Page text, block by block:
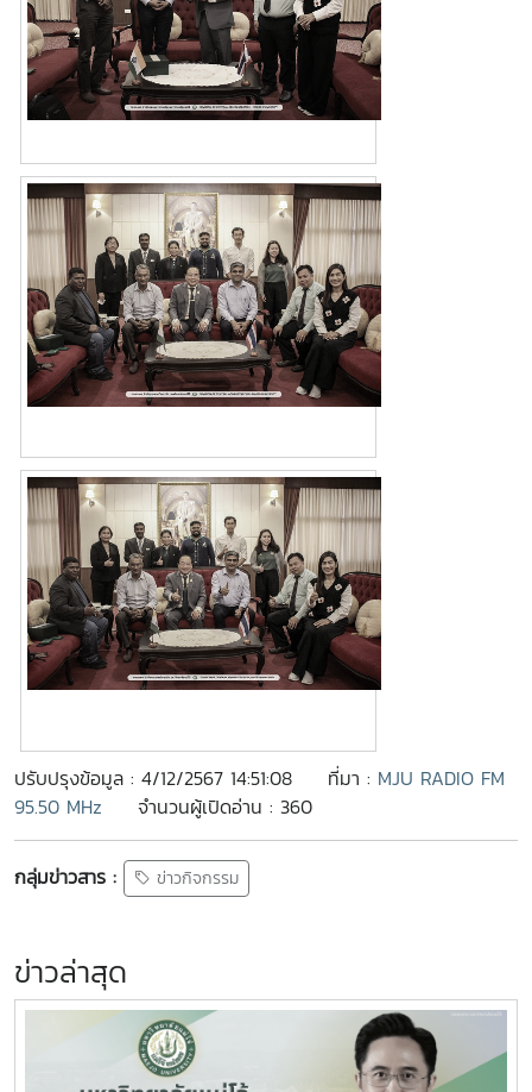
ปรับปรุงข้อมูล : 4/12/2567 14:51:08 ที่มา : MJU RADIO FM
95.50 MHz
จำนวนผู้เปิดอ่าน : 360
กลุ่มข่าวสาร : ข่าวกิจกรรม
ข่าวล่าสุด